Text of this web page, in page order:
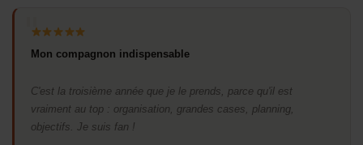
Mon compagnon indispensable
C'est la troisième année que je le prends, parce qu'il est
vraiment au top : organisation, grandes cases, planning,
objectifs. Je suis fan !